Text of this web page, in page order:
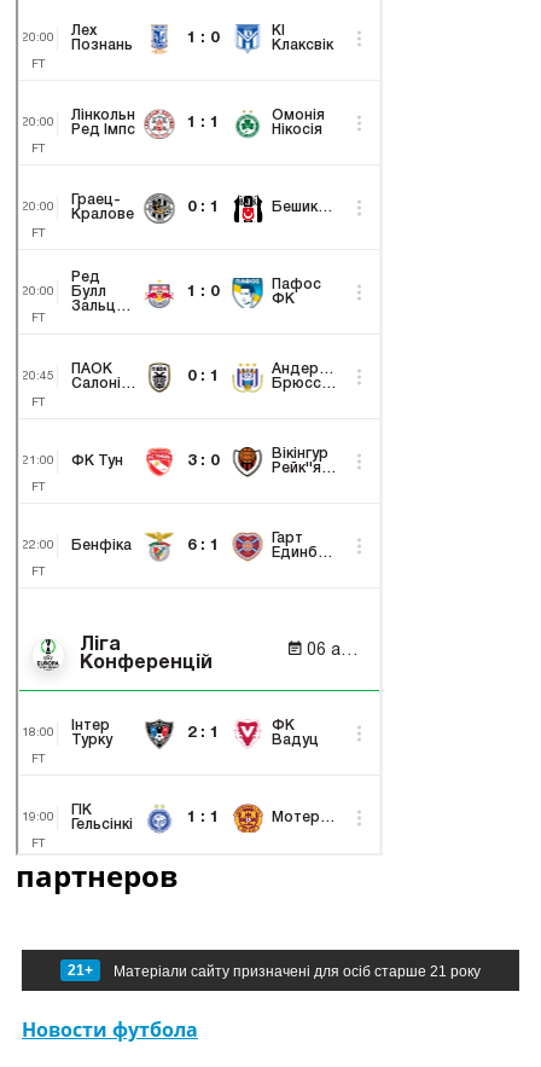
партнеров
21+ Матеріали сайту призначені для осіб старше 21 року
Новости футбола